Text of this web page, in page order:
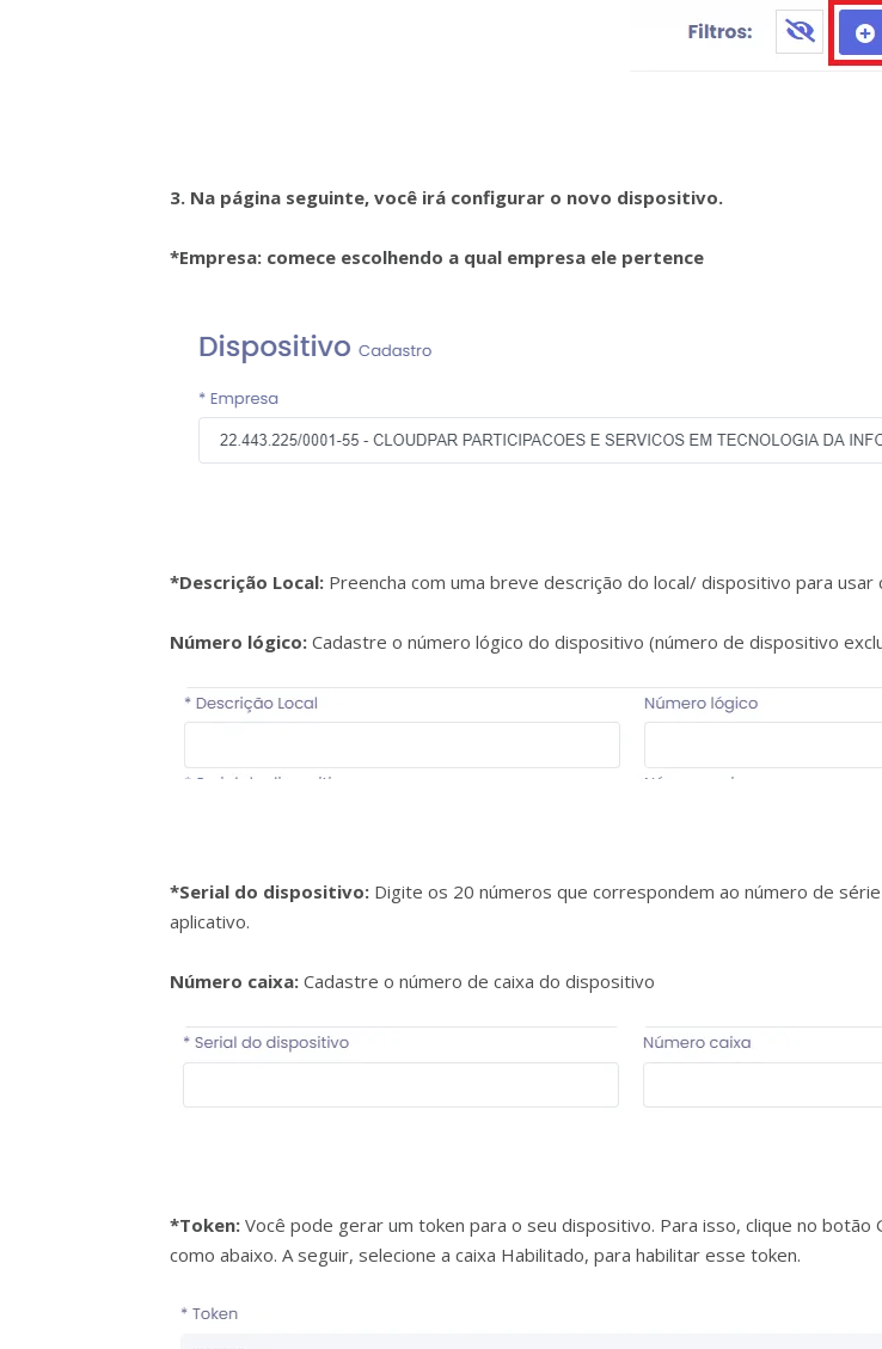
3. Na página seguinte, você irá configurar o novo dispositivo.
*Empresa: comece escolhendo a qual empresa ele pertence
*Descrição Local: Preencha com uma breve descrição do local/ dispositivo para
Número lógico: Cadastre o número lógico do dispositivo (número de dispositivo
*Serial do dispositivo: Digite os 20 números que correspondem ao número de
aplicativo.
Número caixa: Cadastre o número de caixa do dispositivo
*Token: Você pode gerar um token para o seu dispositivo. Para isso, clique no
como abaixo. A seguir, selecione a caixa Habilitado, para habilitar esse token.